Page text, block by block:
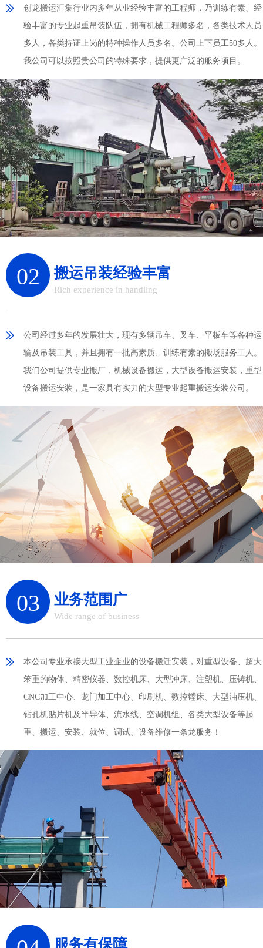
创龙搬运汇集行业内多年从业经验丰富的工程师，乃训练有素、经
验丰富的专业起重吊装队伍，拥有机械工程师多名，各类技术人员
多人，各类持证上岗的特种操作人员多名。公司上下员工50多人。
我公司可以按照贵公司的特殊要求，提供更广泛的服务项目。
02 搬运吊装经验丰富
Rich experience in handling
公司经过多年的发展壮大，现有多辆吊车、叉车、平板车等各种运
输及吊装工具，并且拥有一批高素质、训练有素的搬场服务工人。
我们公司提供专业搬厂，机械设备搬运，大型设备搬运安装，重型
设备搬运安装，是一家具有实力的大型专业起重搬运安装公司。
03 业务范围广
Wide range of business
本公司专业承接大型工业企业的设备搬迁安装，对重型设备、超大
笨重的物体、精密仪器、数控机床、大型冲床、注塑机、压铸机、
CNC加工中心、龙门加工中心、印刷机、数控镗床、大型油压机、
钻孔机贴片机及半导体、流水线、空调机组、各类大型设备等起
重、搬运、安装、就位、调试、设备维修一条龙服务！
服务有保障